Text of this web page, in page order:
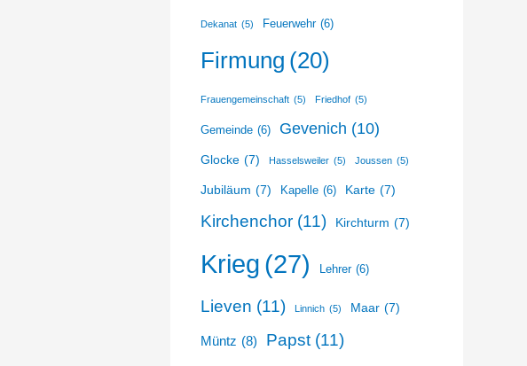
Dekanat (5) Feuerwehr (6)
Firmung (20)
Frauengemeinschaft (5) Friedhof (5)
Gemeinde (6) Gevenich (10)
Glocke (7) Hasselsweiler (5) Joussen (5)
Jubiläum (7) Kapelle (6) Karte (7)
Kirchenchor (11) Kirchturm (7)
Krieg (27) Lehrer (6)
Lieven (11) Linnich (5) Maar (7)
Müntz (8) Papst (11)